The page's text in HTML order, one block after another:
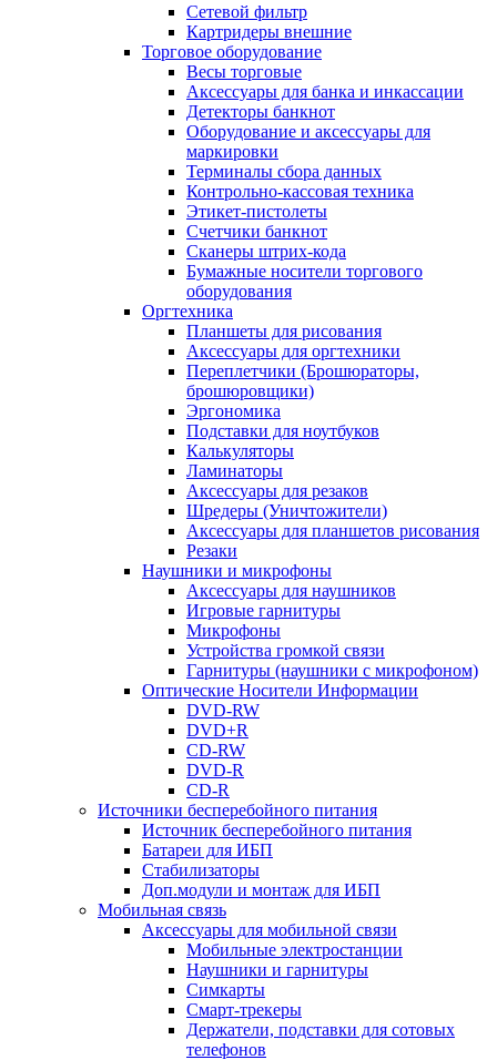
Сетевой фильтр
Картридеры внешние
Торговое оборудование
Весы торговые
Аксессуары для банка и инкассации
Детекторы банкнот
Оборудование и аксессуары для
маркировки
Терминалы сбора данных
Контрольно-кассовая техника
Этикет-пистолеты
Счетчики банкнот
Сканеры штрих-кода
Бумажные носители торгового
оборудования
Оргтехника
Планшеты для рисования
Аксессуары для оргтехники
Переплетчики (Брошюраторы,
брошюровщики)
Эргономика
Подставки для ноутбуков
Калькуляторы
Ламинаторы
Аксессуары для резаков
Шредеры (Уничтожители)
Аксессуары для планшетов рисования
Резаки
Наушники и микрофоны
Аксессуары для наушников
Игровые гарнитуры
Микрофоны
Устройства громкой связи
Гарнитуры (наушники с микрофоном)
Оптические Носители Информации
DVD-RW
DVD+R
CD-RW
DVD-R
CD-R
Источники бесперебойного питания
Источник бесперебойного питания
Батареи для ИБП
Стабилизаторы
Доп.модули и монтаж для ИБП
Мобильная связь
Аксессуары для мобильной связи
Мобильные электростанции
Наушники и гарнитуры
Симкарты
Смарт-трекеры
Держатели, подставки для сотовых
телефонов